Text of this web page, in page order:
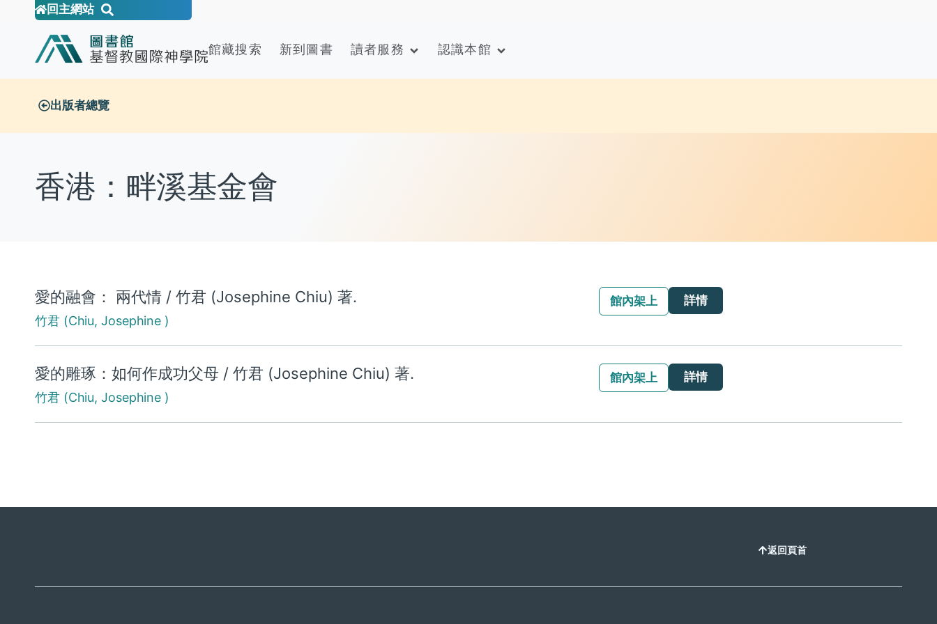
回主網站
館藏搜索 新到圖書 讀者服務 認識本館
出版者總覽
香港：畔溪基金會
愛的融會： 兩代情 / 竹君 (Josephine Chiu) 著.
竹君 (Chiu, Josephine )
館內架上 詳情
愛的雕琢：如何作成功父母 / 竹君 (Josephine Chiu) 著.
竹君 (Chiu, Josephine )
館內架上 詳情
返回頁首